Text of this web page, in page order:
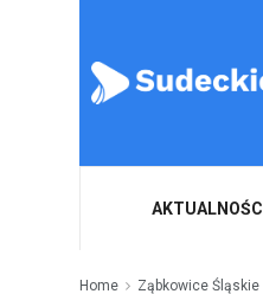
AKTUALNOŚCI
Home Ząbkowice Śląskie